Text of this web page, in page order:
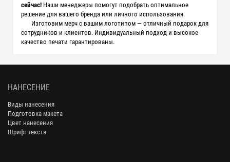
сейчас! Наши менеджеры помогут подобрать оптимальное
решение для вашего бренда или личного использования.
Изготовим мерч с вашим логотипом — отличный подарок для
сотрудников и клиентов. Индивидуальный подход и высокое
качество печати гарантированы.
НАНЕСЕНИЕ
Виды нанесения
Подготовка макета
Цвет нанесения
Шрифт текста